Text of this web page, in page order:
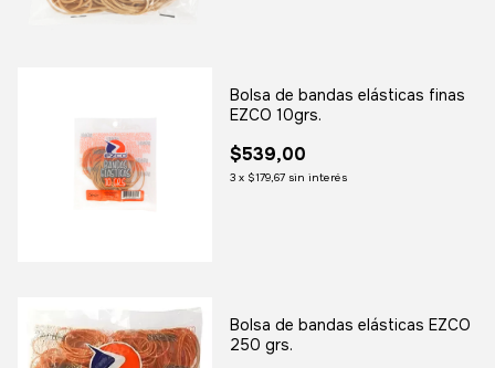
Bolsa de bandas elásticas finas
EZCO 10grs.
$539,00
3 x $179,67 sin interés
Bolsa de bandas elásticas EZCO
250 grs.